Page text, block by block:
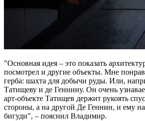
"Основная идея – это показать
посмотрел и другие объекты. Мне
герба: шахта для добычи руды. Или,
Татищеву и де Геннину. Он очень
арт-объекте Татищев держит рукоять
стороны, а на другой Де Геннин, и ему
бигуди", – пояснил Владимир.